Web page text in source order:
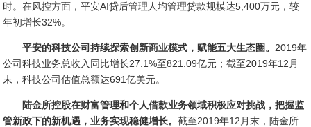
时。在风控方面，平安AI贷后管理人均管理贷款规模达5,400万元，较
年初增长32%。
平安的科技公司持续探索创新商业模式，赋能五大生态圈。 2019年
公司科技业务总收入同比增长27.1%至821.09亿元；截至2019年12月
末，科技公司估值总额达691亿美元。
陆金所控股在财富管理和个人借款业务领域积极应对挑战，把握监
管新政下的新机遇，业务实现稳健增长。截至2019年12月末，陆金所